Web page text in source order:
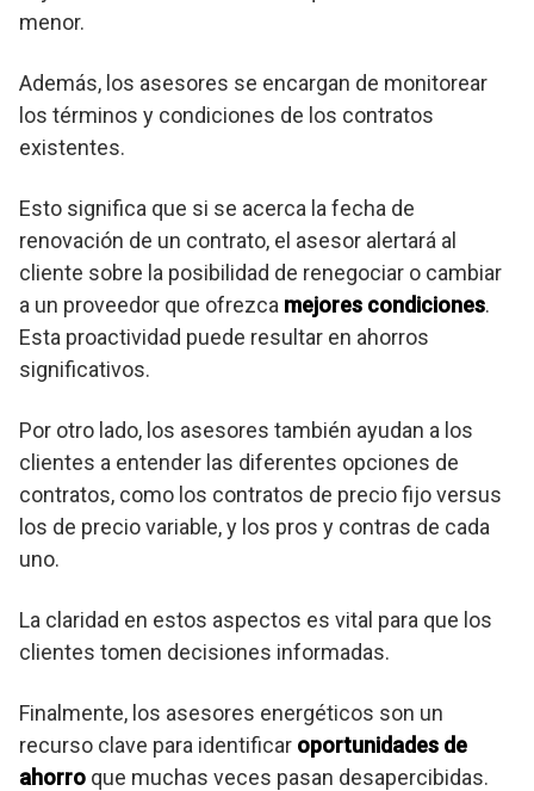
menor.
Además, los asesores se encargan de monitorear
los términos y condiciones de los contratos
existentes.
Esto significa que si se acerca la fecha de
renovación de un contrato, el asesor alertará al
cliente sobre la posibilidad de renegociar o cambiar
a un proveedor que ofrezca mejores condiciones.
Esta proactividad puede resultar en ahorros
significativos.
Por otro lado, los asesores también ayudan a los
clientes a entender las diferentes opciones de
contratos, como los contratos de precio fijo versus
los de precio variable, y los pros y contras de cada
uno.
La claridad en estos aspectos es vital para que los
clientes tomen decisiones informadas.
Finalmente, los asesores energéticos son un
recurso clave para identificar oportunidades de
ahorro que muchas veces pasan desapercibidas.